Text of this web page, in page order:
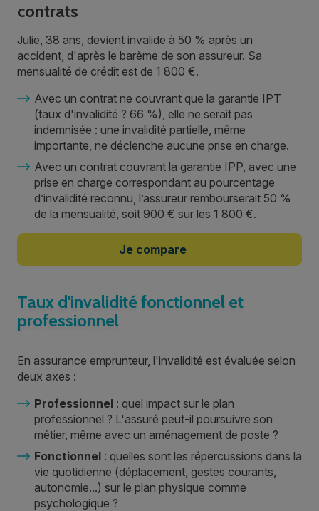
contrats
Julie, 38 ans, devient invalide à 50 % après un
accident, d'après le barème de son assureur. Sa
mensualité de crédit est de 1 800 €.
Avec un contrat ne couvrant que la garantie IPT
(taux d'invalidité ? 66 %), elle ne serait pas
indemnisée : une invalidité partielle, même
importante, ne déclenche aucune prise en charge.
Avec un contrat couvrant la garantie IPP, avec une
prise en charge correspondant au pourcentage
d’invalidité reconnu, l’assureur rembourserait 50 %
de la mensualité, soit 900 € sur les 1 800 €.
Je compare
Taux d'invalidité fonctionnel et
professionnel
En assurance emprunteur, l'invalidité est évaluée selon
deux axes :
Professionnel : quel impact sur le plan
professionnel ? L'assuré peut-il poursuivre son
métier, même avec un aménagement de poste ?
Fonctionnel : quelles sont les répercussions dans la
vie quotidienne (déplacement, gestes courants,
autonomie...) sur le plan physique comme
psychologique ?